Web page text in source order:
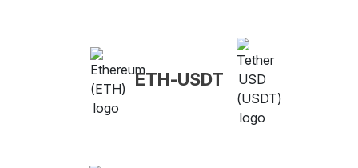
ETH-USDT